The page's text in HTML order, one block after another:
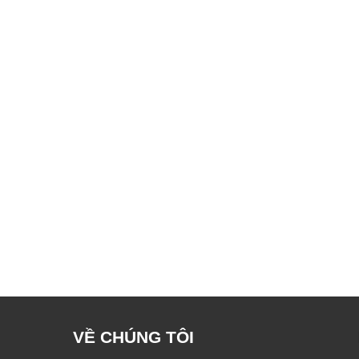
VỀ CHÚNG TÔI